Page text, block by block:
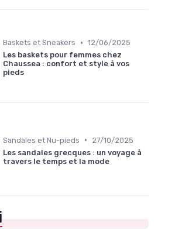
Baskets et Sneakers • 12/06/2025
Les baskets pour femmes chez
Chaussea : confort et style à vos
pieds
Sandales et Nu-pieds •
27/10/2025
Les sandales grecques : un voyage à
travers le temps et la mode